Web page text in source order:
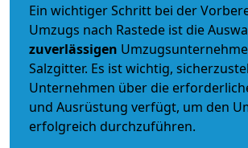
Ein wichtiger Schritt bei der
Umzugs nach Rastede ist die
zuverlässigen
Salzgitter. Es ist wichtig,
Unternehmen über die
und Ausrüstung verfügt, um den
erfolgreich durchzuführen.